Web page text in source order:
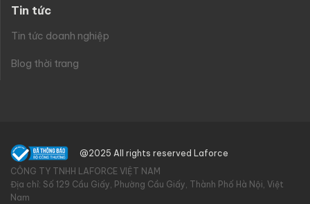
Tin tức
Tin tức doanh nghiệp
Blog thời trang
@2025 All rights reserved Laforce
CÔNG TY TNHH LAFORCE VIỆT NAM
Địa chỉ: Số 129 Cầu Giấy, Phường Cầu Giấy, Thành Phố Hà Nội, Việt
Nam